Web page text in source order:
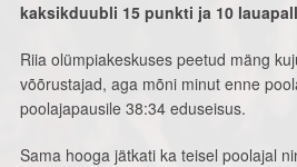
kaksikduubli 15 punkti ja 10
Riia olümpiakeskuses peetud mäng
võõrustajad, aga mõni minut enne
poolajapausile 38:34 eduseisus.
Sama hooga jätkati ka teisel poolajal